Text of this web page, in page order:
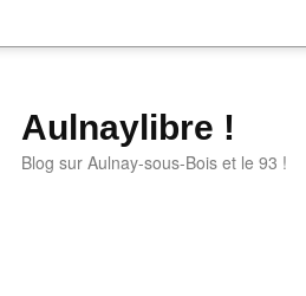
Aulnaylibre !
Blog sur Aulnay-sous-Bois et le 93 !